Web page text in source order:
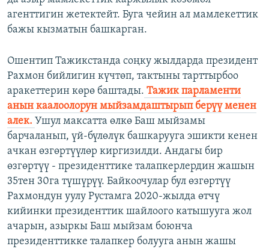
агенттигин жетектейт. Буга чейин ал мамлекеттик
бажы кызматын башкарган.
Ошентип Тажикстанда соңку жылдарда президент
Рахмон бийлигин күчтөп, тактыны тарттырбоо
аракеттерин көрө баштады. Тажик парламенти
анын каалоолорун мыйзамдаштырып берүү менен
алек. Ушул максатта өлкө Баш мыйзамы
барчаланып, үй-бүлөлүк башкарууга эшикти кенен
ачкан өзгөртүүлөр киргизилди. Андагы бир
өзгөртүү - президенттике талапкерлердин жашын
35тен 30га түшүрүү. Байкоочулар бул өзгөртүү
Рахмондун уулу Рустамга 2020-жылда өтчү
кийинки президенттик шайлоого катышууга жол
ачарын, азыркы Баш мыйзам боюнча
президенттикке талапкер болууга анын жашы